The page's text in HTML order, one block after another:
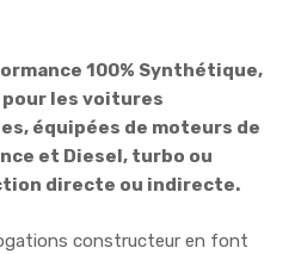
100% Synthétique,
les voitures
équipées de moteurs de
et Diesel, turbo ou
directe ou indirecte.
constructeur en font